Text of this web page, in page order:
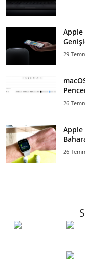
Apple
29
26
Apple
26